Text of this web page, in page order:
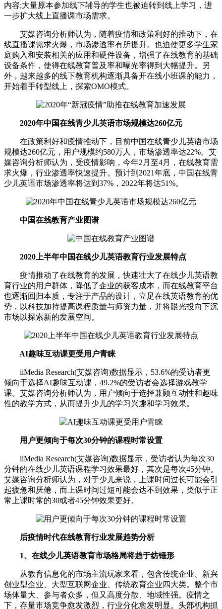
内容;大量原本参加线下辅导的学生也被迫转到线上学习，进
一步扩大线上直播课市场需求。
艾媒咨询分析师认为，随着疫情和政策利好的推动下，在
线直播课需求火爆，市场渗透率有所提升。也迫使更多学生家
庭购入和安装相关的应用和硬件设备，增强了在线教育的基础
设备条件，使得在线教育普及率和曝光率得到大幅提升。另
外，越来越多的线下教育机构逐渐具备开在线小班课的能力，
开始着手转型线上，探索OMO模式。
2020年中国在线青少儿英语市场规模达260亿元
在政策利好和疫情推动下，目前中国在线青少儿英语市场
规模达260亿元，用户规模约580万人，市场渗透率达22%。艾
媒咨询分析师认为，受疫情影响，今年2月至4月，在线教育需
求火爆，行业渗透率快速提升。预计到2021年底，中国在线青
少儿英语市场渗透率将达到37%，2022年将达51%。
中国在线教育产业图谱
2020上半年中国在线少儿英语教育行业发展特点
疫情推动了在线教育的发展，快速壮大了在线少儿英语教
育行业的用户群体，降低了企业的获客成本，而在线教育平台
也逐渐回归本质，专注于产品的设计，立足在线英语教育的优
势，以科技加持提高课程质量与师资力量，并将眼光投向下沉
市场以探索新的发展空间。
AI趣味互动课更受用户青睐
iiMedia Research(艾媒咨询)数据显示，53.6%的受访者更
倾向于选择AI趣味互动课，49.2%的受访者会选择游戏教学
课。艾媒咨询分析师认为，用户倾向于选择兼顾互动性和趣味
性的教学方式，从而提升少儿的学习兴趣和学习效果。
用户更倾向于每次30分钟的课程时常设置
iiMedia Research(艾媒咨询)数据显示，受访者认为每次30
分钟的在线少儿英语课程学习效果最好，其次是每次45分钟。
艾媒咨询分析师认为，对于少儿来说，上课时间过长可能会引
起疲惫和厌倦，而上课时间过短可能会达不到效果，类似于正
常上课时常的30或者45分钟效果更好。
后疫情时代在线教育行业发展趋势分析
1、在线少儿英语教育市场格局将趋于纺锤形
从教育信息化的市场主流玩家来看，包含传统企业、新兴
创业型企业、大型互联网企业、传统教育企业四大类。整个市
场体量大、参与者众多，但又高度分散、地域性强。疫情之
下，存量市场竞争愈发激烈，行业分化愈发明显。头部机构抓